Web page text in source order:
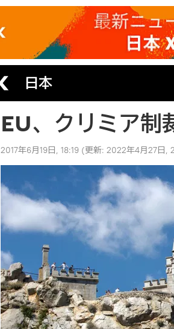
日本
EU、クリミア制
2017年6月19日, 18:19 (更新: 2022年4月27日,